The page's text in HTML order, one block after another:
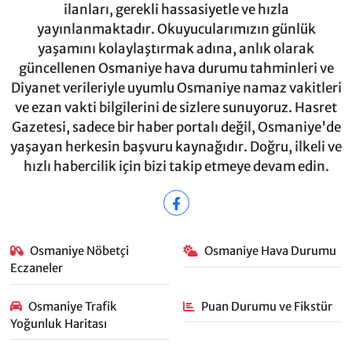
ilanları, gerekli hassasiyetle ve hızla
yayınlanmaktadır. Okuyucularımızın günlük
yaşamını kolaylaştırmak adına, anlık olarak
güncellenen Osmaniye hava durumu tahminleri ve
Diyanet verileriyle uyumlu Osmaniye namaz vakitleri
ve ezan vakti bilgilerini de sizlere sunuyoruz. Hasret
Gazetesi, sadece bir haber portalı değil, Osmaniye'de
yaşayan herkesin başvuru kaynağıdır. Doğru, ilkeli ve
hızlı habercilik için bizi takip etmeye devam edin.
Osmaniye Nöbetçi
Eczaneler
Osmaniye Hava Durumu
Osmaniye Trafik
Yoğunluk Haritası
Puan Durumu ve Fikstür